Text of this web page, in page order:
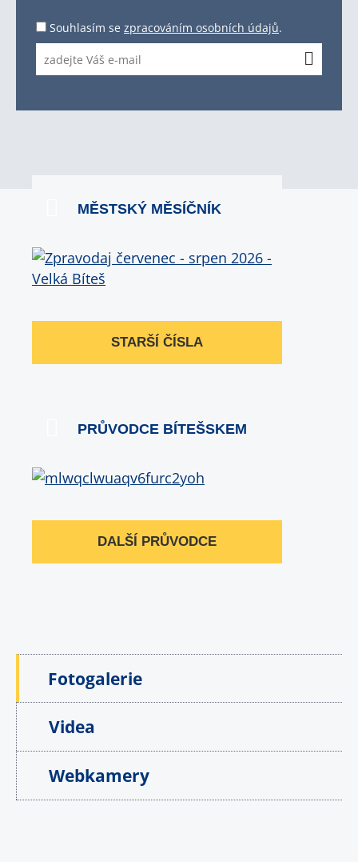
Souhlasím se zpracováním osobních údajů.
MĚSTSKÝ MĚSÍČNÍK
STARŠÍ ČÍSLA
PRŮVODCE BÍTEŠSKEM
DALŠÍ PRŮVODCE
Fotogalerie
Videa
Webkamery